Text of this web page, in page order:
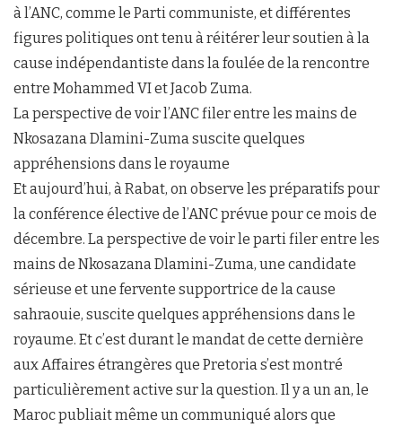
à l’ANC, comme le Parti communiste, et différentes
figures politiques ont tenu à réitérer leur soutien à la
cause indépendantiste dans la foulée de la rencontre
entre Mohammed VI et Jacob Zuma.
La perspective de voir l’ANC filer entre les mains de
Nkosazana Dlamini-Zuma suscite quelques
appréhensions dans le royaume
Et aujourd’hui, à Rabat, on observe les préparatifs pour
la conférence élective de l’ANC prévue pour ce mois de
décembre. La perspective de voir le parti filer entre les
mains de Nkosazana Dlamini-Zuma, une candidate
sérieuse et une fervente supportrice de la cause
sahraouie, suscite quelques appréhensions dans le
royaume. Et c’est durant le mandat de cette dernière
aux Affaires étrangères que Pretoria s’est montré
particulièrement active sur la question. Il y a un an, le
Maroc publiait même un communiqué alors que